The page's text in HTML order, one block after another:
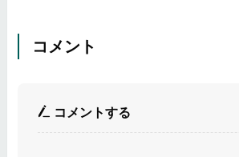
コメント
コメントする